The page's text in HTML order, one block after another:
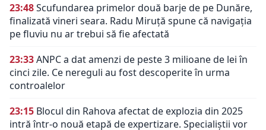
23:48Scufundarea primelor două barje de pe Dunăre,
finalizată vineri seara. Radu Miruță spune că navigația
pe fluviu nu ar trebui să fie afectată
23:33ANPC a dat amenzi de peste 3 milioane de lei în
cinci zile. Ce nereguli au fost descoperite în urma
controalelor
23:15 Blocul din Rahova afectat de explozia din 2025
intră într-o nouă etapă de expertizare. Specialiștii vor